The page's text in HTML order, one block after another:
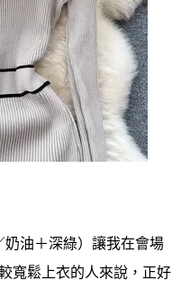
油＋深綠）讓我在會場
寬鬆上衣的人來說，正好